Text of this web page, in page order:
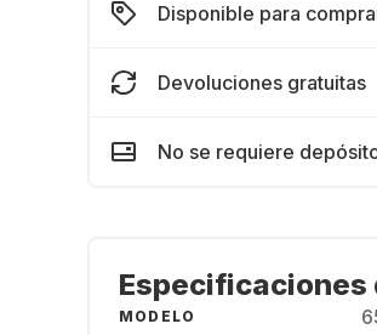
Disponible para
Devoluciones gratuitas
No se requiere
Especificaciones
MODELO